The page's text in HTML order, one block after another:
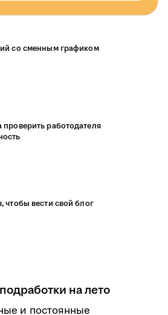
со сменным графиком
проверить работодателя
чтобы вести свой блог
на лето
и постоянные